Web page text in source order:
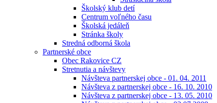
Školský klub detí
Centrum voľného času
Školská jedáleň
Stránka školy
Stredná odborná škola
Partnerské obce
Obec Rakovice CZ
Stretnutia a návštevy
Návšteva partnerskej obce - 01. 04. 2011
Návšteva z partnerskej obce - 16. 10. 2010
Návšteva z partnerskej obce - 13. 05. 2010